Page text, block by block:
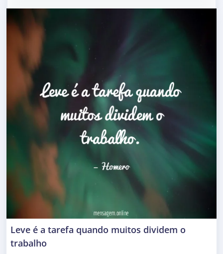
Leve é a tarefa quando muitos dividem o
trabalho